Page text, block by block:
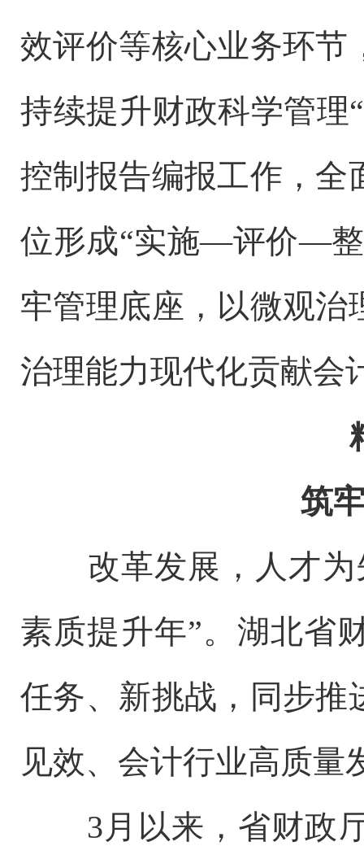
效评价等核心业务环节
持续提升财政科学管理
控制报告编报工作，全
位形成“实施—评价—
牢管理底座，以微观治
治理能力现代化贡献会
筑
改革发展，人才为
素质提升年”。湖北省
任务、新挑战，同步推
见效、会计行业高质量
3月以来，省财政厅